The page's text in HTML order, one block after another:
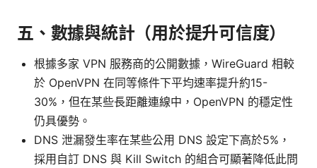
五、數據與統計（用於提升可信度）
根據多家 VPN 服務商的公開數據，WireGuard 相較
於 OpenVPN 在同等條件下平均速率提升約15-
30%，但在某些長距離連線中，OpenVPN 的穩定性
仍具優勢。
DNS 泄漏發生率在某些公用 DNS 設定下高於5%，
採用自訂 DNS 與 Kill Switch 的組合可顯著降低此問